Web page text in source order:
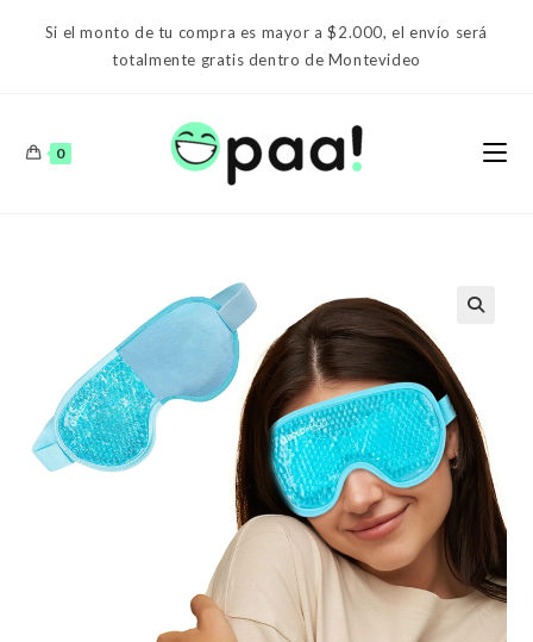
Si el monto de tu compra es mayor a $2.000, el envío será
totalmente gratis dentro de Montevideo
0